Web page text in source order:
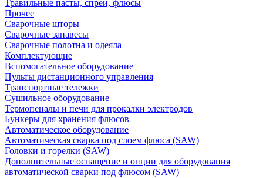
Травильные пасты, спреи, флюсы
Прочее
Сварочные шторы
Сварочные занавесы
Сварочные полотна и одеяла
Комплектующие
Вспомогательное оборудование
Пульты дистанционного управления
Транспортные тележки
Сушильное оборудование
Термопеналы и печи для прокалки электродов
Бункеры для хранения флюсов
Автоматическое оборудование
Автоматическая сварка под слоем флюса (SAW)
Головки и горелки (SAW)
Дополнительные оснащение и опции для оборудования
автоматической сварки под флюсом (SAW)